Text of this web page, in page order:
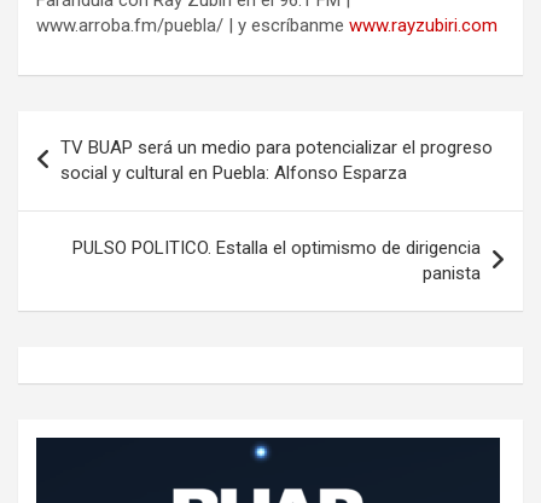
www.arroba.fm/puebla/ | y escríbanme www.rayzubiri.com
de
entradas
TV BUAP será un medio para potencializar el progreso
social y cultural en Puebla: Alfonso Esparza
PULSO POLITICO. Estalla el optimismo de dirigencia
panista